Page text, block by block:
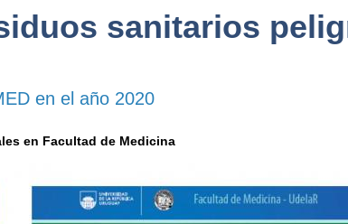
sanitarios
en el año 2020
en Facultad de Medicina